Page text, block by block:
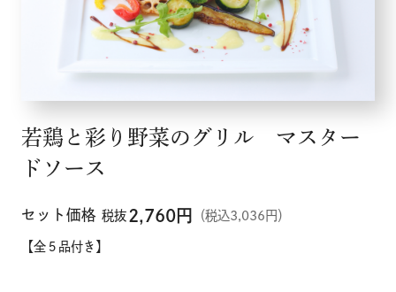
メニュー
若鶏と彩り野菜のグリル マスター
ドソース
セット価格 税抜 2,760円 （税込3,036円）
【全５品付き】